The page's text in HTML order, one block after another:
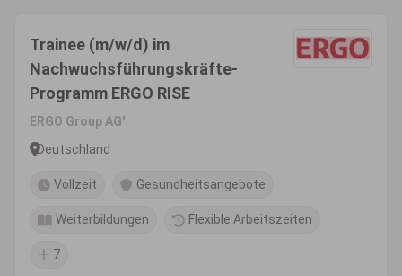
Trainee (m/w/d) im
Nachwuchsführungskräfte-
Programm ERGO RISE
ERGO Group AG'
Deutschland
Vollzeit Gesundheitsangebote
Weiterbildungen Flexible Arbeitszeiten
7